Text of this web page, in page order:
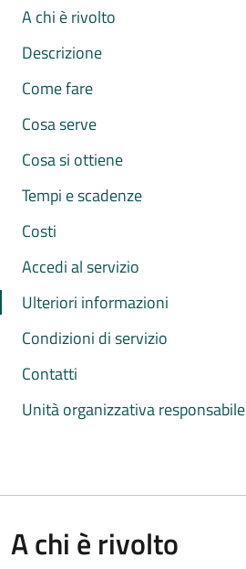
A chi è rivolto
Descrizione
Come fare
Cosa serve
Cosa si ottiene
Tempi e scadenze
Costi
Accedi al servizio
Ulteriori informazioni
Condizioni di servizio
Contatti
Unità organizzativa responsabile
A chi è rivolto